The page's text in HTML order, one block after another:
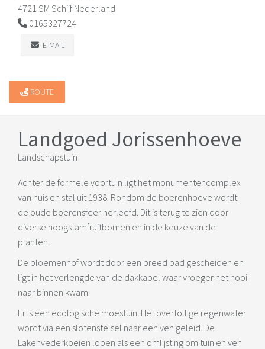
4721 SM Schijf Nederland
0165327724
E-MAIL
ROUTE
Landgoed Jorissenhoeve
Landschapstuin
Achter de formele voortuin ligt het monumentencomplex
van huis en stal uit 1938. Rondom de boerenhoeve wordt
de oude boerensfeer herleefd. Dit is terug te zien door
diverse hoogstamfruitbomen en in de keuze van de
planten.
De bloemenhof wordt door een breed pad gescheiden en
ligt in het verlengde van de dakkapel waar vroeger het hooi
naar binnen kwam.
Er is een ecologische moestuin. Het overtollige regenwater
wordt via een slotenstelsel naar een ven geleid. De
Lakenvederkoeien lopen als een omlijsting om tuin en ven